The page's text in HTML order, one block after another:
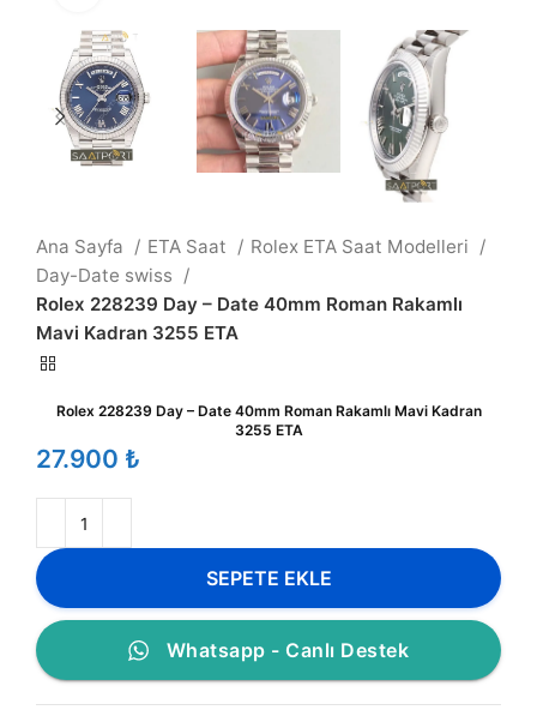
Ana Sayfa ETA Saat
Rolex ETA Saat Modelleri
Day-Date swiss
Rolex 228239 Day – Date 40mm Roman Rakamlı
Mavi Kadran 3255 ETA
Rolex 228239 Day – Date 40mm Roman Rakamlı Mavi Kadran
3255 ETA
₺
SEPETE EKLE
Whatsapp - Canlı Destek